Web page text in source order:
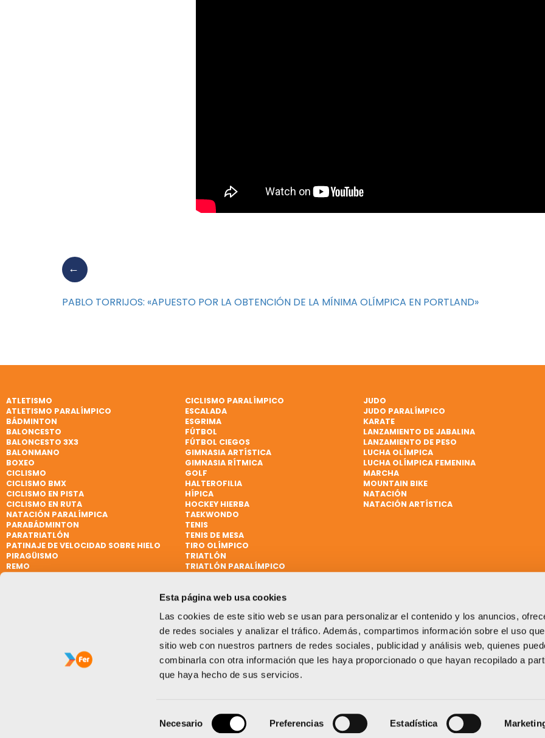
Esta página web usa cookies
Las cookies de este sitio web se usan para personalizar el contenido y los anuncios,
de redes sociales y analizar el tráfico. Además, compartimos información sobre el uso
sitio web con nuestros partners de redes sociales, publicidad y análisis web, quienes
combinarla con otra información que les haya proporcionado o que hayan recopilado a
que haya hecho de sus servicios.
de
Necesario Preferencias Estadística
PABLO TORRIJOS: «APUESTO POR LA OBTENCIÓN DE LA MÍNIMA OLÍMPICA EN PORTLAND»
ATLETISMO
ATLETISMO PARALÍMPICO
BÁDMINTON
BALONCESTO
BALONCESTO 3X3
BALONMANO
BOXEO
CICLISMO
CICLISMO BMX
CICLISMO EN PISTA
CICLISMO EN RUTA
CICLISMO PARALÍMPICO
ESCALADA
ESGRIMA
FÚTBOL
FÚTBOL CIEGOS
GIMNASIA ARTÍSTICA
GIMNASIA RÍTMICA
GOLF
HALTEROFILIA
HÍPICA
HOCKEY HIERBA
JUDO
JUDO PARALÍMPICO
KARATE
LANZAMIENTO DE JABALINA
LANZAMIENTO DE PESO
LUCHA OLÍMPICA
LUCHA OLÍMPICA FEMENINA
MARCHA
MOUNTAIN BIKE
NATACIÓN
NATACIÓN ARTÍSTICA
NATACIÓN PARALÍMPICA
PARABÁDMINTON
PARATRIATLÓN
PATINAJE DE VELOCIDAD SOBRE HIELO
PIRAGÜISMO
REMO
TAEKWONDO
TENIS
TENIS DE MESA
TIRO OLÍMPICO
TRIATLÓN
TRIATLÓN PARALÍMPICO
VELA PARALÍMPICA
WATERPOLO
Un proyecto impulsado por: